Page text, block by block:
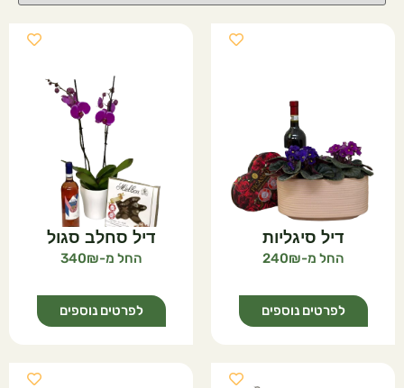
דיל סיגליות
240
לפרטים נוספים
דיל סחלב סגול
340
לפרטים נוספים